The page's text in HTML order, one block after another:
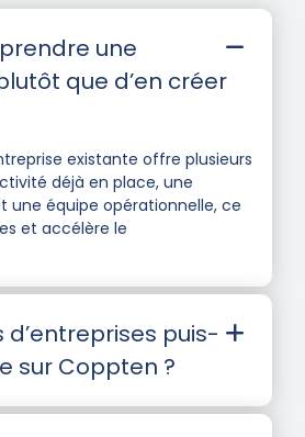
une
que d’en créer
existante offre plusieurs
déjà en place, une
une équipe opérationnelle, ce
et accélère le
d’entreprises puis-
sur Coppten ?